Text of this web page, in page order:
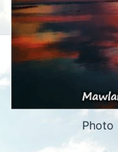
Photo